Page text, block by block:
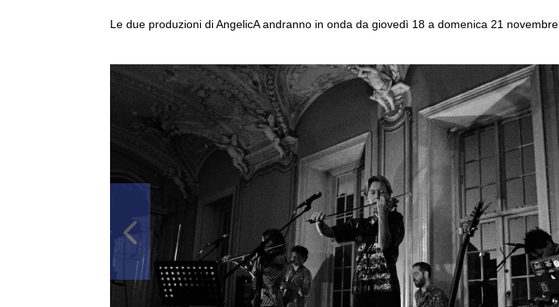
Le due produzioni di AngelicA andranno in onda da giovedì 18 a domenica 21 novembre